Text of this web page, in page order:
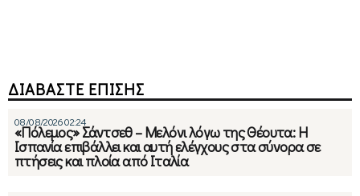
ΔΙΑΒΑΣΤΕ ΕΠΙΣΗΣ
08/08/2026 02:24
«Πόλεμος» Σάντσεθ – Μελόνι λόγω της Θέουτα: Η
Ισπανία επιβάλλει και αυτή ελέγχους στα σύνορα σε
πτήσεις και πλοία από Ιταλία